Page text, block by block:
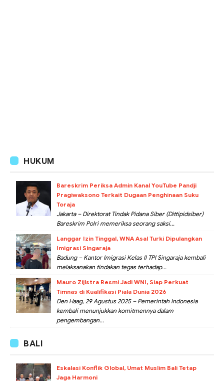
HUKUM
Bareskrim Periksa Admin Kanal YouTube Pandji
Pragiwaksono Terkait Dugaan Penghinaan Suku
Toraja
Jakarta – Direktorat Tindak Pidana Siber (Dittipidsiber)
Bareskrim Polri memeriksa seorang saksi...
Langgar Izin Tinggal, WNA Asal Turki Dipulangkan
Imigrasi Singaraja
Badung – Kantor Imigrasi Kelas II TPI Singaraja kembali
melaksanakan tindakan tegas terhadap...
Mauro Zijlstra Resmi Jadi WNI, Siap Perkuat
Timnas di Kualifikasi Piala Dunia 2026
Den Haag, 29 Agustus 2025 – Pemerintah Indonesia
kembali menunjukkan komitmennya dalam
pengembangan...
BALI
Eskalasi Konflik Global, Umat Muslim Bali Tetap
Jaga Harmoni